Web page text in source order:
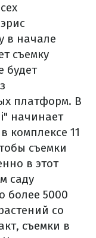
в начале
съемку
будет
платформ. В
начинает
комплексе 11
съемки
в этот
саду
более 5000
со
съемки в